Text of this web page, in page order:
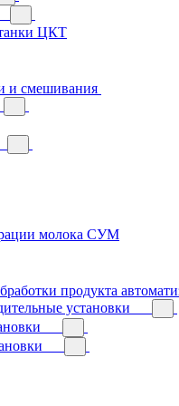
ЦКТ
и смешивания
молока СУМ
продукта
установки